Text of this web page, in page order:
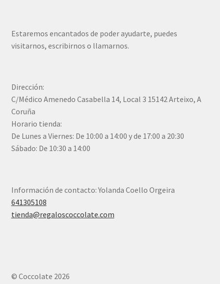
Estaremos encantados de poder ayudarte, puedes
visitarnos, escribirnos o llamarnos.
Dirección:
C/Médico Amenedo Casabella 14, Local 3 15142 Arteixo, A
Coruña
Horario tienda:
De Lunes a Viernes: De 10:00 a 14:00 y de 17:00 a 20:30
Sábado: De 10:30 a 14:00
Información de contacto: Yolanda Coello Orgeira
641305108
tienda@regaloscoccolate.com
© Coccolate 2026